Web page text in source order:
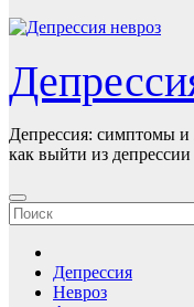
Депрессия: симптомы и
как выйти из депрессии
Депрессия
Невроз